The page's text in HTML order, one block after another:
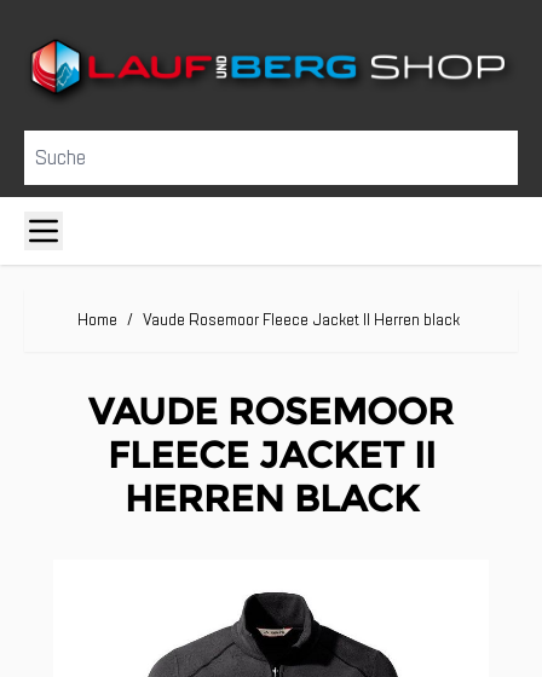
Suche
Home / Vaude Rosemoor Fleece Jacket II Herren black
VAUDE ROSEMOOR
FLEECE JACKET II
HERREN BLACK